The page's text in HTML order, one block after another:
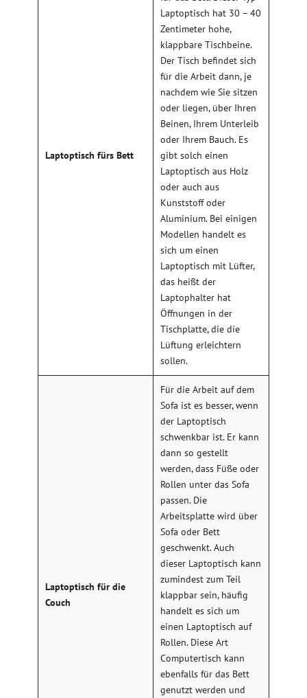
Laptoptisch fürs Bett
Laptoptisch hat 30 – 40
Zentimeter hohe,
klappbare Tischbeine.
Der Tisch befindet sich
für die Arbeit dann, je
nachdem wie Sie sitzen
oder liegen, über Ihren
Beinen, Ihrem Unterleib
oder Ihrem Bauch. Es
gibt solch einen
Laptoptisch aus Holz
oder auch aus
Kunststoff oder
Aluminium. Bei einigen
Modellen handelt es
sich um einen
Laptoptisch mit Lüfter,
das heißt der
Laptophalter hat
Öffnungen in der
Tischplatte, die die
Lüftung erleichtern
sollen.
Laptoptisch für die
Couch
Für die Arbeit auf dem
Sofa ist es besser, wenn
der Laptoptisch
schwenkbar ist. Er kann
dann so gestellt
werden, dass Füße oder
Rollen unter das Sofa
passen. Die
Arbeitsplatte wird über
Sofa oder Bett
geschwenkt. Auch
dieser Laptoptisch kann
zumindest zum Teil
klappbar sein, häufig
handelt es sich um
einen Laptoptisch auf
Rollen. Diese Art
Computertisch kann
ebenfalls für das Bett
genutzt werden und